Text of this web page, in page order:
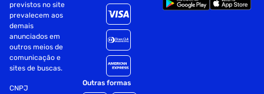
previstos no site
prevalecem aos
demais
anunciados em
outros meios de
comunicação e
sites de buscas.
CNPJ
Outras formas